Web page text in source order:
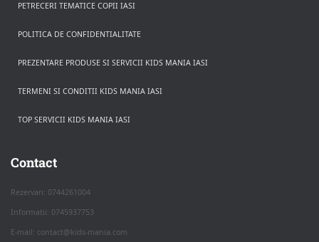
PETRECERI TEMATICE COPII IASI
POLITICA DE CONFIDENTIALITATE
PREZENTARE PRODUSE SI SERVICII KIDS MANIA IASI
TERMENI SI CONDITII KIDS MANIA IASI
TOP SERVICII KIDS MANIA IASI
Contact
Rezervari: 0744261004
Informatii: 0745937753
E-mail: contact@kids-mania.com
Apasa pe o categorie ca sa vezi serviciile.
PETRECERI COPII